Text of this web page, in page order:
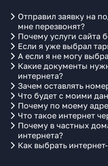
Отправил заявку на
мне перезвонят?
Почему услуги сайта
Если я уже выбрал
А если я не могу
Какие документы
интернета?
Зачем оставлять
Что будет с моими
Почему по моему
Что такое интернет
Почему в частных
интернета?
Как выбрать